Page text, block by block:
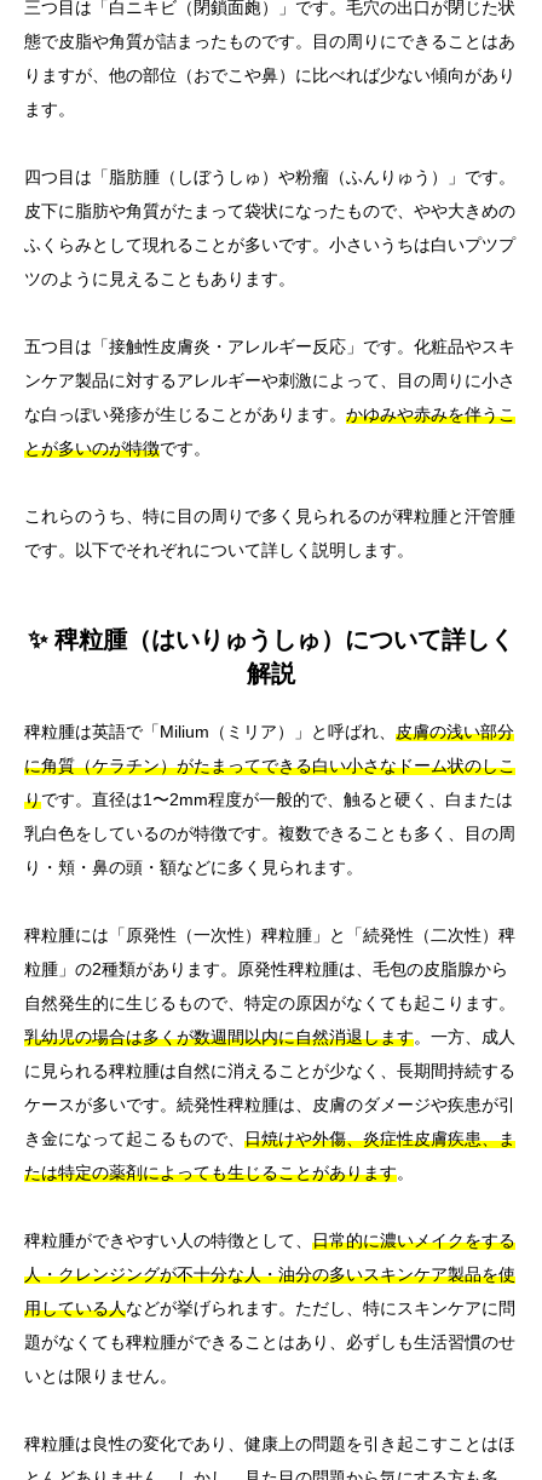
三つ目は「白ニキビ（閉鎖面皰）」です。毛穴の出口が閉じた状
態で皮脂や角質が詰まったものです。目の周りにできることはあ
りますが、他の部位（おでこや鼻）に比べれば少ない傾向があり
ます。
四つ目は「脂肪腫（しぼうしゅ）や粉瘤（ふんりゅう）」です。
皮下に脂肪や角質がたまって袋状になったもので、やや大きめの
ふくらみとして現れることが多いです。小さいうちは白いプツプ
ツのように見えることもあります。
五つ目は「接触性皮膚炎・アレルギー反応」です。化粧品やスキ
ンケア製品に対するアレルギーや刺激によって、目の周りに小さ
な白っぽい発疹が生じることがあります。 かゆみや赤みを伴うこ
とが多いのが特徴です。
これらのうち、特に目の周りで多く見られるのが稗粒腫と汗管腫
です。以下でそれぞれについて詳しく説明します。
✨ 稗粒腫（はいりゅうしゅ）について詳しく
解説
稗粒腫は英語で「Milium（ミリア）」と呼ばれ、 皮膚の浅い部分
に角質（ケラチン）がたまってできる白い小さなドーム状のしこ
りです。直径は1〜2mm程度が一般的で、触ると硬く、白または
乳白色をしているのが特徴です。複数できることも多く、目の周
り・頬・鼻の頭・額などに多く見られます。
稗粒腫には「原発性（一次性）稗粒腫」と「続発性（二次性）稗
粒腫」の2種類があります。原発性稗粒腫は、毛包の皮脂腺から
自然発生的に生じるもので、特定の原因がなくても起こります。
乳幼児の場合は多くが数週間以内に自然消退します。一方、成人
に見られる稗粒腫は自然に消えることが少なく、長期間持続する
ケースが多いです。続発性稗粒腫は、皮膚のダメージや疾患が引
き金になって起こるもので、 日焼けや外傷、炎症性皮膚疾患、ま
たは特定の薬剤によっても生じることがあります。
稗粒腫ができやすい人の特徴として、 日常的に濃いメイクをする
人・クレンジングが不十分な人・油分の多いスキンケア製品を使
用している人などが挙げられます。ただし、特にスキンケアに問
題がなくても稗粒腫ができることはあり、必ずしも生活習慣のせ
いとは限りません。
稗粒腫は良性の変化であり、健康上の問題を引き起こすことはほ